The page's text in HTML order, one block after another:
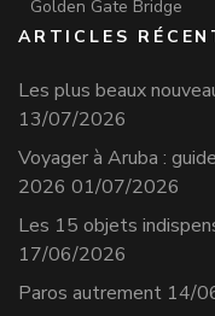
Golden Gate Bridge
ARTICLES
Les plus beaux
13/07/2026
Voyager à Aruba :
2026 01/07/2026
Les 15 objets
17/06/2026
Paros autrement 14/